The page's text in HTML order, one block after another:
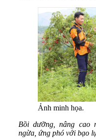
Ảnh minh họa.
Bồi dưỡng, nâng cao
ngừa, ứng phó với bạo